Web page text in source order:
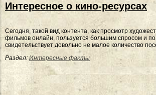
Интересное о кино-ресурсах
Сегодня, такой вид контента, как просмотр
фильмов онлайн, пользуется большим спросом и
свидетельствует довольно не малое количество
Раздел: Интересные факты